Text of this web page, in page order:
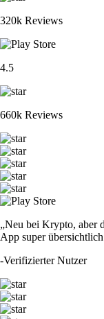
320k Reviews
4.5
660k Reviews
„Neu bei Krypto, aber
App super
-Verifizierter Nutzer